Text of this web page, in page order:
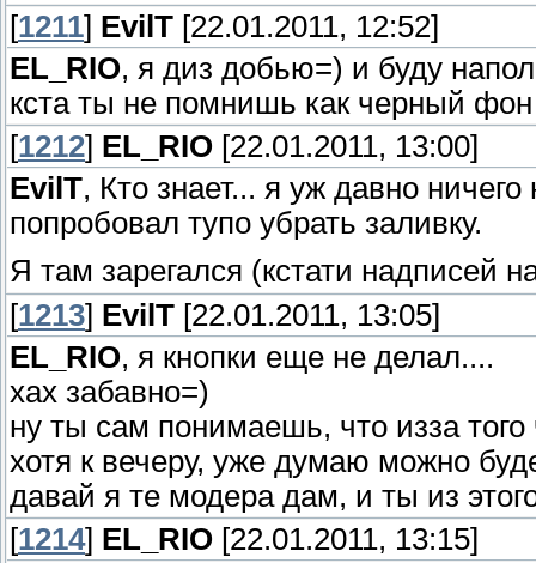
[1211] EvilT [22.01.2011, 12:52]
EL_RIO, я диз добью=) и буду
кста ты не помнишь как черный
[1212] EL_RIO [22.01.2011, 13:00]
EvilT, Кто знает... я уж давно
попробовал тупо убрать заливку.
Я там зарегался (кстати надписей
[1213] EvilT [22.01.2011, 13:05]
EL_RIO, я кнопки еще не делал....
хах забавно=)
ну ты сам понимаешь, что изза
хотя к вечеру, уже думаю можно
давай я те модера дам, и ты из
[1214] EL_RIO [22.01.2011, 13:15]